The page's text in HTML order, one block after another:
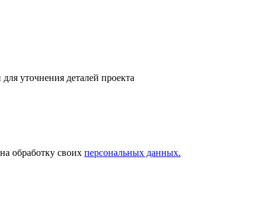
уточнения деталей проекта
обработку своих персональных данных.